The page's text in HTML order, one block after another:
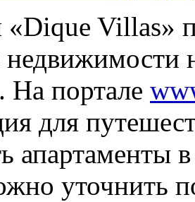
Villas»
недвижимости
На портале
для
апартаменты
уточнить